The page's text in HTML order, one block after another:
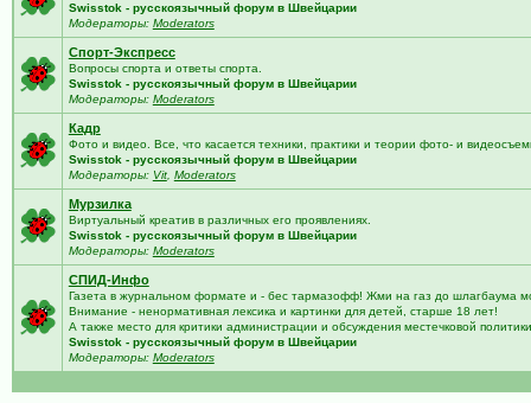
Swisstok - русскоязычный форум в Швейцарии
Модераторы: Moderators
Спорт-Экспресс
Вопросы спорта и ответы спорта.
Swisstok - русскоязычный форум в Швейцарии
Модераторы: Moderators
Кадр
Фото и видео. Все, что касается техники, практики и теории фото- и
Swisstok - русскоязычный форум в Швейцарии
Модераторы: Vit, Moderators
Мурзилка
Виртуальный креатив в различных его проявлениях.
Swisstok - русскоязычный форум в Швейцарии
Модераторы: Moderators
СПИД-Инфо
Газета в журнальном формате и - бес тармазофф! Жми на газ до шлагбаума
Внимание - ненормативная лексика и картинки для детей, старше 18 лет!
А также место для критики администрации и обсуждения местечковой политики
Swisstok - русскоязычный форум в Швейцарии
Модераторы: Moderators